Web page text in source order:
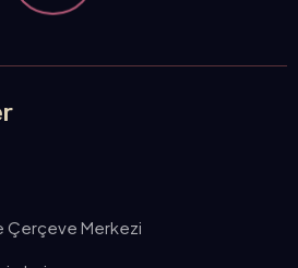
Çerçeve Merkezi